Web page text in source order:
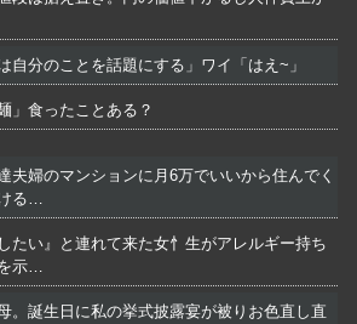
自分のことを話題にする」ワイ「はえ~」
」食ったことある？
夫婦のマンションに月6万でいいから住んでく
る…
たい』と連れて来た女忄生がアレルギー持ち
示…
。誕生日に私の挙式披露宴が被りお色直し直